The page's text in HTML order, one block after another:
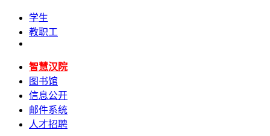
学生
教职工
智慧汉院
图书馆
信息公开
邮件系统
人才招聘